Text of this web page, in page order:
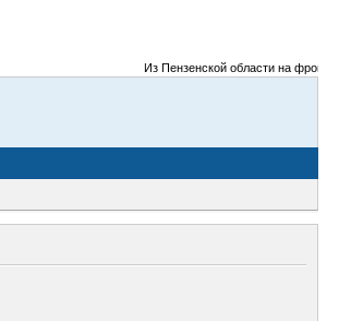
Из Пензенской области на фронты